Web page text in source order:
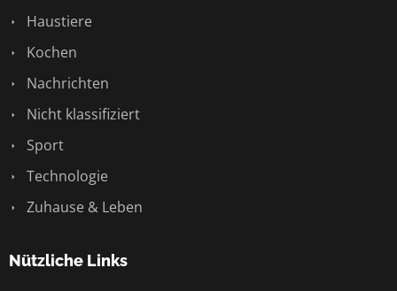
Haustiere
Kochen
Nachrichten
Nicht klassifiziert
Sport
Technologie
Zuhause & Leben
Nützliche Links